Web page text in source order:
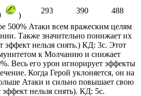
)
293 390
488
500% Атаки всем вражеским целям
Также значительно понижает их
эффект нельзя снять.) КД: 3с. Этот
к Молчанию и снижает
Весь его урон игнорирует эффекты
Когда Герой уклоняется, он на
Атаки и сильно повышает свою
эффект нельзя снять). КД: 5с.